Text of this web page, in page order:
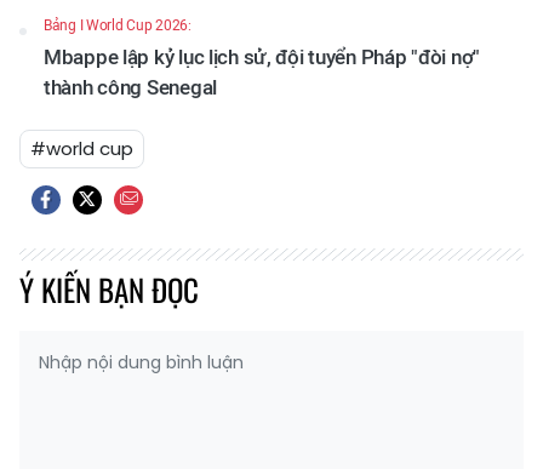
Bảng I World Cup 2026:
Mbappe lập kỷ lục lịch sử, đội tuyển Pháp "đòi nợ"
thành công Senegal
#world cup
Ý KIẾN BẠN ĐỌC